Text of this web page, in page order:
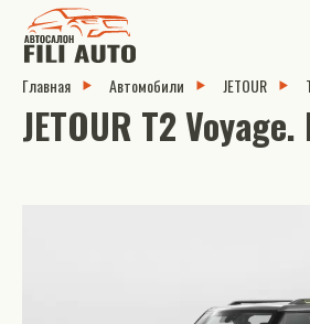
Главная Автомобили JETOUR
JETOUR T2